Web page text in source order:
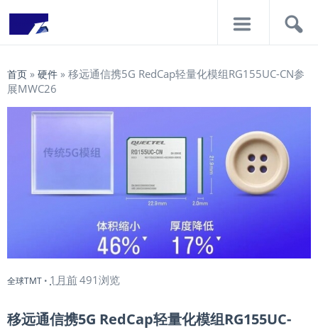
首页 » 硬件 » 移远通信携5G RedCap轻量化模组RG155UC-CN参
展MWC26
全球TMT • 1月前491浏览
移远通信携5G RedCap轻量化模组RG155UC-